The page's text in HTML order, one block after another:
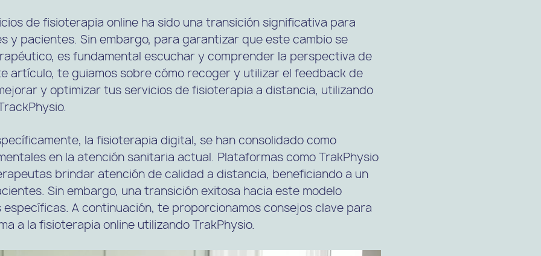
de fisioterapia online ha sido una transición significativa para
y pacientes. Sin embargo, para garantizar que este cambio se
es fundamental escuchar y comprender la perspectiva de
artículo, te guiamos sobre cómo recoger y utilizar el feedback de
y optimizar tus servicios de fisioterapia a distancia, utilizando
la fisioterapia digital, se han consolidado como
en la atención sanitaria actual. Plataformas como TrakPhysio
brindar atención de calidad a distancia, beneficiando a un
Sin embargo, una transición exitosa hacia este modelo
A continuación, te proporcionamos consejos clave para
a la fisioterapia online utilizando TrakPhysio.